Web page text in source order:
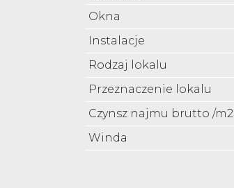
Okna
Instalacje
Rodzaj lokalu
Przeznaczenie lokalu
Czynsz najmu brutto /m2
Winda